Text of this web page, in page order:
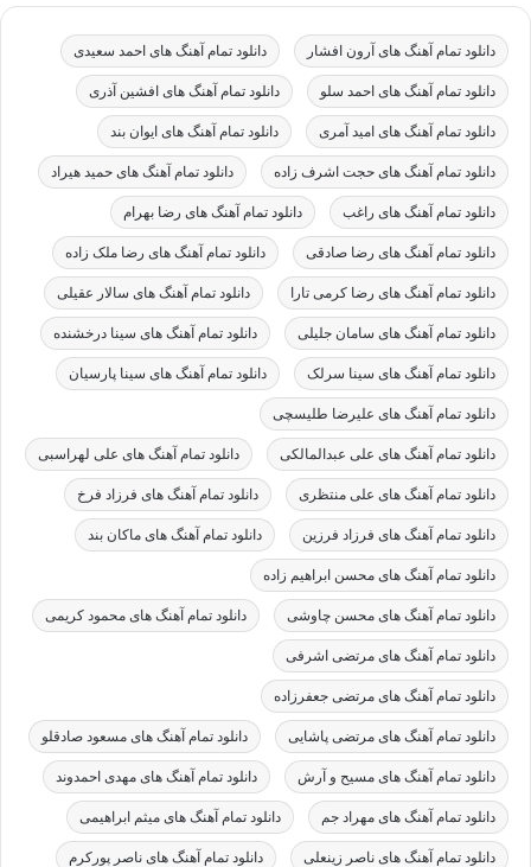
دانلود تمام آهنگ های آرون افشار دانلود تمام آهنگ های احمد سعیدی
دانلود تمام آهنگ های احمد سلو دانلود تمام آهنگ های افشین آذری
دانلود تمام آهنگ های امید آمری دانلود تمام آهنگ های ایوان بند
دانلود تمام آهنگ های حجت اشرف زاده دانلود تمام آهنگ های حمید هیراد
دانلود تمام آهنگ های راغب دانلود تمام آهنگ های رضا بهرام
دانلود تمام آهنگ های رضا صادقی دانلود تمام آهنگ های رضا ملک زاده
دانلود تمام آهنگ های رضا کرمی تارا دانلود تمام آهنگ های سالار عقیلی
دانلود تمام آهنگ های سامان جلیلی دانلود تمام آهنگ های سینا درخشنده
دانلود تمام آهنگ های سینا سرلک دانلود تمام آهنگ های سینا پارسیان
دانلود تمام آهنگ های علیرضا طلیسچی
دانلود تمام آهنگ های علی عبدالمالکی دانلود تمام آهنگ های علی لهراسبی
دانلود تمام آهنگ های علی منتظری دانلود تمام آهنگ های فرزاد فرخ
دانلود تمام آهنگ های فرزاد فرزین دانلود تمام آهنگ های ماکان بند
دانلود تمام آهنگ های محسن ابراهیم زاده
دانلود تمام آهنگ های محسن چاوشی دانلود تمام آهنگ های محمود کریمی
دانلود تمام آهنگ های مرتضی اشرفی
دانلود تمام آهنگ های مرتضی جعفرزاده
دانلود تمام آهنگ های مرتضی پاشایی دانلود تمام آهنگ های مسعود صادقلو
دانلود تمام آهنگ های مسیح و آرش دانلود تمام آهنگ های مهدی احمدوند
دانلود تمام آهنگ های مهراد جم دانلود تمام آهنگ های میثم ابراهیمی
دانلود تمام آهنگ های ناصر زینعلی دانلود تمام آهنگ های ناصر پورکرم